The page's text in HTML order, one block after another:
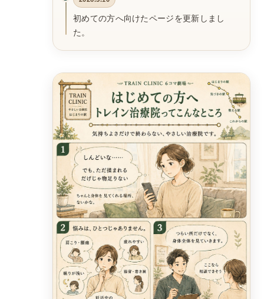
初めての方へ向けたページを更新しまし
た。